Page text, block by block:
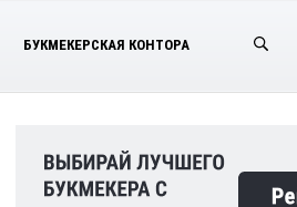
БУКМЕКЕРСКАЯ КОНТОРА